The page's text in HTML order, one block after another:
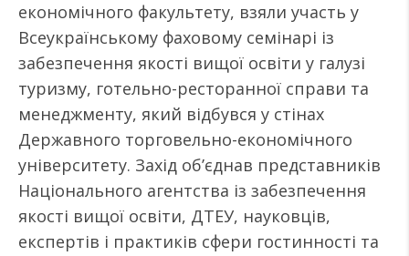
економічного факультету, взяли участь у
Всеукраїнському фаховому семінарі із
забезпечення якості вищої освіти у галузі
туризму, готельно-ресторанної справи та
менеджменту, який відбувся у стінах
Державного торговельно-економічного
університету. Захід об’єднав представників
Національного агентства із забезпечення
якості вищої освіти, ДТЕУ, науковців,
експертів і практиків сфери гостинності та